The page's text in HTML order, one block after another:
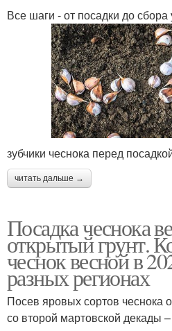
Все шаги - от посадки до
зубчики чеснока перед
читать дальше →
Посадка чеснока
открытый грунт.
чеснок весной в
разных регионах
Посев яровых сортов чеснока
со второй мартовской декады